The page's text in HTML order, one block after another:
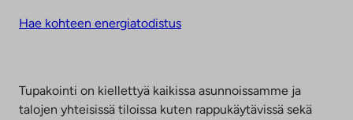
Hae kohteen energiatodistus
Tupakointi on kiellettyä kaikissa asunnoissamme ja
talojen yhteisissä tiloissa kuten rappukäytävissä sekä